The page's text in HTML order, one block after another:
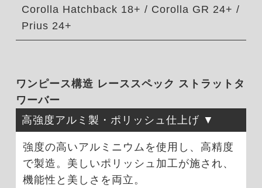
Corolla Hatchback 18+ / Corolla GR 24+ /
Prius 24+
ワンピース構造 レーススペック ストラットタ
ワーバー
高強度アルミ製・ポリッシュ仕上げ
強度の高いアルミニウムを使用し、高精度
で製造。美しいポリッシュ加工が施され、
機能性と美しさを両立。